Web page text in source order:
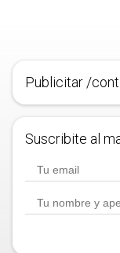
Publicitar /
Suscribite al